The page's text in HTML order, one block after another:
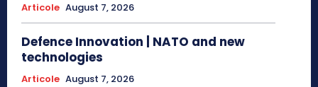
Articole August 7, 2026
Defence Innovation | NATO and new
technologies
Articole August 7, 2026